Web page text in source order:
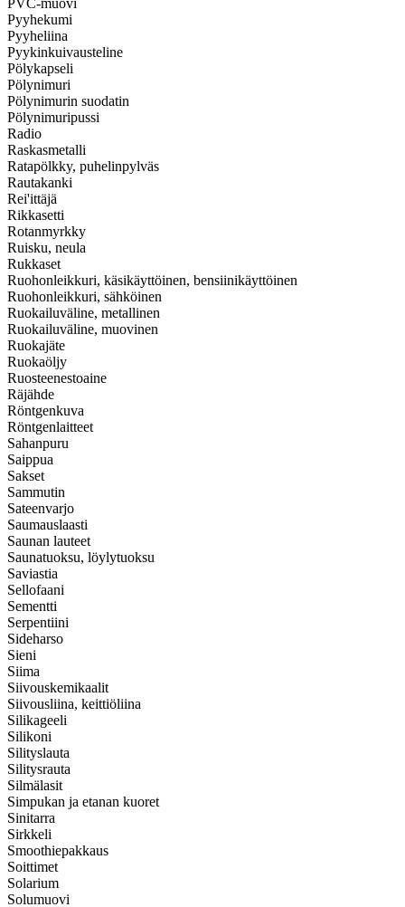
Pyyhekumi
Pyyheliina
Pyykinkuivausteline
Pölykapseli
Pölynimuri
Pölynimurin suodatin
Pölynimuripussi
Radio
Raskasmetalli
Ratapölkky, puhelinpylväs
Rautakanki
Rei'ittäjä
Rikkasetti
Rotanmyrkky
Ruisku, neula
Rukkaset
Ruohonleikkuri, käsikäyttöinen, bensiinikäyttöinen
Ruohonleikkuri, sähköinen
Ruokailuväline, metallinen
Ruokailuväline, muovinen
Ruokajäte
Ruokaöljy
Ruosteenestoaine
Räjähde
Röntgenkuva
Röntgenlaitteet
Sahanpuru
Saippua
Sakset
Sammutin
Sateenvarjo
Saumauslaasti
Saunan lauteet
Saunatuoksu, löylytuoksu
Saviastia
Sellofaani
Sementti
Serpentiini
Sideharso
Sieni
Siima
Siivouskemikaalit
Siivousliina, keittiöliina
Silikageeli
Silikoni
Silityslauta
Silitysrauta
Silmälasit
Simpukan ja etanan kuoret
Sinitarra
Sirkkeli
Smoothiepakkaus
Soittimet
Solarium
Solumuovi